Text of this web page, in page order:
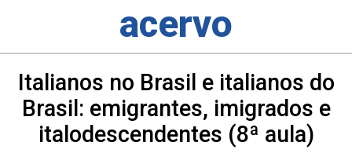
acervo
Italianos no Brasil e italianos do
Brasil: emigrantes, imigrados e
italodescendentes (8ª aula)